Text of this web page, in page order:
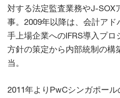
対する法定監査業務やJ-SOX
事。2009年以降は、会計ア
手上場企業へのIFRS導入プ
方針の策定から内部統制の構
当。
2011年よりPwCシンガポー